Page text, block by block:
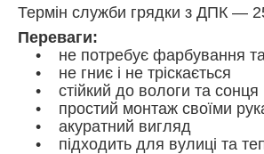
Термін служби грядки з ДПК —
Переваги:
• не потребує фарбування
• не гниє і не тріскається
• стійкий до вологи та сонця
• простий монтаж своїми
• акуратний вигляд
• підходить для вулиці та